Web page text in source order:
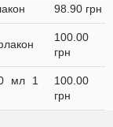
98.90 грн
100.00
грн
мл 1
100.00
грн